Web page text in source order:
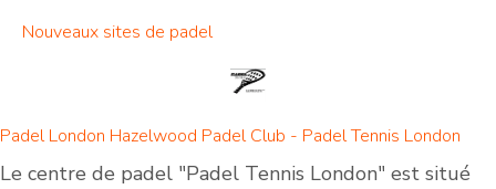
Nouveaux sites de padel
Padel London Hazelwood Padel Club - Padel Tennis London
Le centre de padel "Padel Tennis London" est situé